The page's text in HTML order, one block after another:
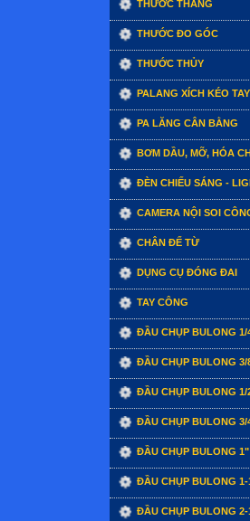
THƯỚC THẲNG
THƯỚC ĐO GÓC
THƯỚC THỦY
PALANG XÍCH KÉO TAY
PA LĂNG CÂN BẰNG
BƠM DẦU, MỠ, HÓA
ĐÈN CHIẾU SÁNG -
CAMERA NỘI SOI
CHÂN ĐẾ TỪ
DỤNG CỤ ĐÓNG ĐAI
TAY CÔNG
ĐẦU CHỤP BULONG 1/
ĐẦU CHỤP BULONG 3/
ĐẦU CHỤP BULONG 1/
ĐẦU CHỤP BULONG 3/
ĐẦU CHỤP BULONG 1"
ĐẦU CHỤP BULONG 1-
ĐẦU CHỤP BULONG 2-